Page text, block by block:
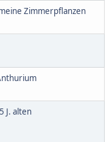
Zimmerpflanzen
J. alten